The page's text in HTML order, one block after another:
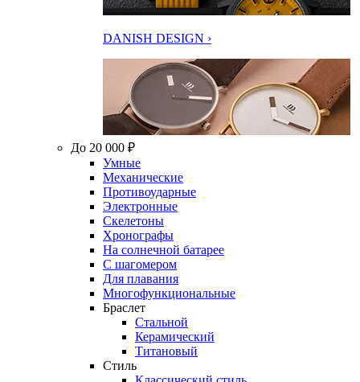
DANISH DESIGN ›
До 20 000 ₽
Умные
Механические
Противоударные
Электронные
Скелетоны
Хронографы
На солнечной батарее
С шагомером
Для плавания
Многофункциональные
Браслет
Стальной
Керамический
Титановый
Стиль